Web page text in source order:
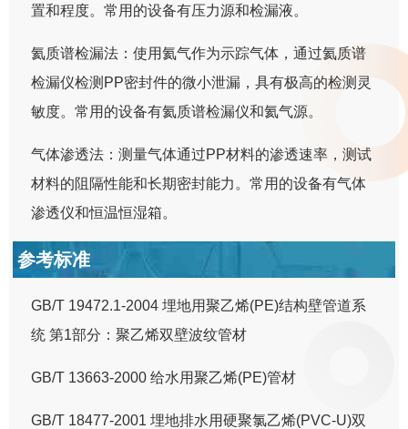
置和程度。常用的设备有压力源和检漏液。
氦质谱检漏法：使用氦气作为示踪气体，通过氦质谱
检漏仪检测PP密封件的微小泄漏，具有极高的检测灵
敏度。常用的设备有氦质谱检漏仪和氦气源。
气体渗透法：测量气体通过PP材料的渗透速率，测试
材料的阻隔性能和长期密封能力。常用的设备有气体
渗透仪和恒温恒湿箱。
参考标准
GB/T 19472.1-2004 埋地用聚乙烯(PE)结构壁管道系
统 第1部分：聚乙烯双壁波纹管材
GB/T 13663-2000 给水用聚乙烯(PE)管材
GB/T 18477-2001 埋地排水用硬聚氯乙烯(PVC-U)双